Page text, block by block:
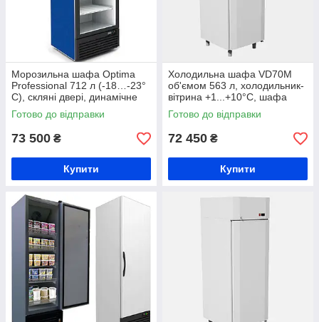
Морозильна шафа Optima
Professional 712 л (-18…-23°
С), скляні двері, динамічне
охолодження
Готово до відправки
73 500 ₴
Купити
Холодильна шафа VD70M
об'ємом 563 л, холодильник-
вітрина +1...+10°C, шафа
холодильна з глухими
дверима, шафа для напоїв
Готово до відправки
72 450 ₴
Купити